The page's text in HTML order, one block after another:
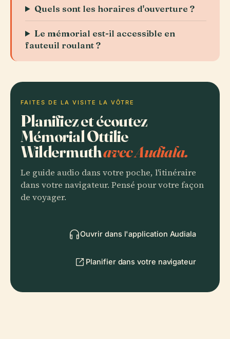
Quels sont les horaires d'ouverture ?
Le mémorial est-il accessible en
fauteuil roulant ?
FAITES DE LA VISITE LA VÔTRE
Planifiez et écoutez
Mémorial Ottilie
Wildermuthavec Audiala.
Le guide audio dans votre poche, l'itinéraire
dans votre navigateur. Pensé pour votre façon
de voyager.
Ouvrir dans l'application Audiala
Planifier dans votre navigateur